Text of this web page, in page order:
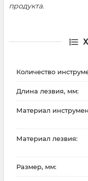
продукта.
Количество
Длина лезвия, мм:
Материал
Материал лезвия:
Размер, мм: